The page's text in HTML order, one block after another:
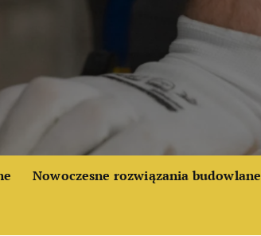
Nowoczesne rozwiązania budowlane